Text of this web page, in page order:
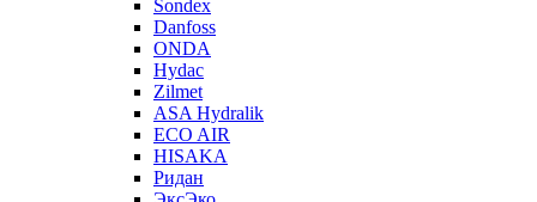
Sondex
Danfoss
ONDA
Hydac
Zilmet
ASA Hydralik
ECO AIR
HISAKA
Ридан